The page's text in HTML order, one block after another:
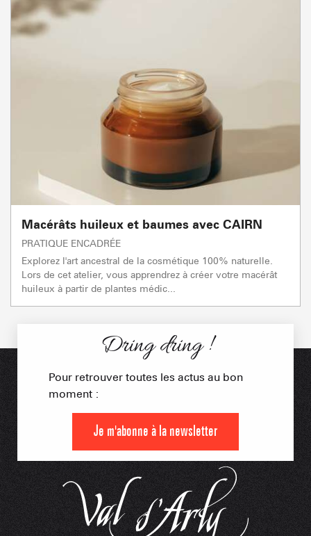
Macérâts huileux et baumes avec CAIRN
PRATIQUE ENCADRÉE
Explorez l'art ancestral de la cosmétique 100% naturelle.
Lors de cet atelier, vous apprendrez à créer votre macérât
huileux à partir de plantes médic...
Dring dring !
Pour retrouver toutes les actus au bon
moment :
Je m'abonne à la newsletter